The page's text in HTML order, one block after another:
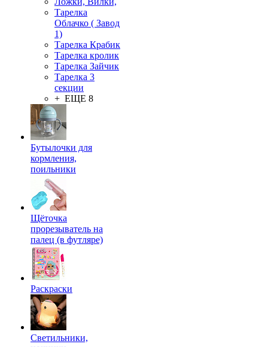
Тарелка
Облачко ( Завод
1)
Тарелка Крабик
Тарелка кролик
Тарелка Зайчик
Тарелка 3
секции
+ ЕЩЕ 8
Бутылочки для
кормления,
поильники
Щёточка
прорезыватель на
палец (в футляре)
Раскраски
Светильники,